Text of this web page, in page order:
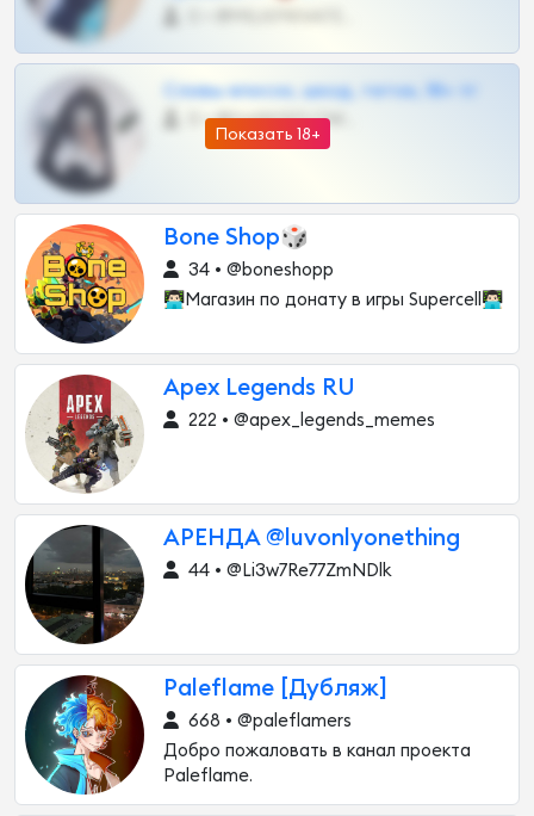
Показать 18+
Сливы вписок, шкод, теток, 18+ тг
0 •
Bone Shop🎲
34 • @boneshopp
👨🏻‍💻Магазин по донату в игры Supercell👨🏻‍💻
Apex Legends RU
222 • @apex_legends_memes
АРЕНДА @luvonlyonething
44 • @Li3w7Re77ZmNDlk
Paleflame [Дубляж]
668 • @paleflamers
Добро пожаловать в канал проекта
Paleflame.